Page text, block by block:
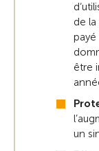
de
payé
être
un